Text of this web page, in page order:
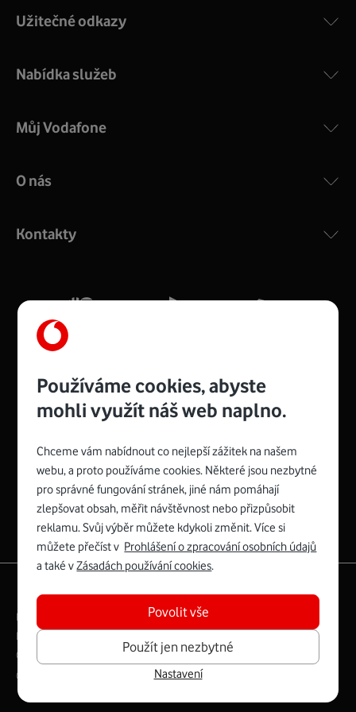
COMPAL CH7465VF
silný signál pro celou domácnost. Kompaktní rozměry 21
Více o COMPAL CH7465VF
Zyxel VMG8623-T50B:
Rozměry modemu jsou 16 x 22 x 7,5 cm (včetně stojánku)
a nabízí 4 gigabitové LAN porty a bezdrátové připojení Wi-
Fi ve verzích 802.11 b/g/n/ac pro frekvenci 2,4 GHz a
Mb/s.
Více o Zyxel VMG8623-T50B
Spojte se s Vodafonem
Užitečné odkazy
Nabídka služeb
Můj Vodafone
O nás
Kontakty
Právní­ podmí­nky
Ochrana soukromí­
Digitální odpovědnost
Ceník
Copyright © 2026 Vodafone Czech Republic a.s.
Používáme cookies, abyste
mohli využít náš web naplno.
Chceme vám nabídnout co nejlepší zážitek na našem
webu, a proto používáme cookies. Některé jsou nezbytné
pro správné fungování stránek, jiné nám pomáhají
zlepšovat obsah, měřit návštěvnost nebo přizpůsobit
reklamu. Svůj výběr můžete kdykoli změnit. Více si
můžete přečíst v Prohlášení o zpracování osobních údajů
a také vZásadách používání cookies.
Použít jen nezbytné
Povolit vše
Nastavení